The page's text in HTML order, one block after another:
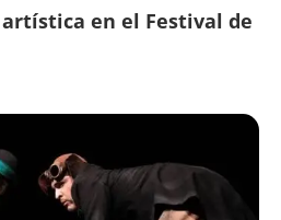
en el Festival de